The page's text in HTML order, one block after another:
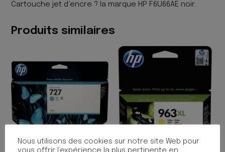
Cartouche jet d’encre ? la marque HP F6U66AE noir.
Produits similaires
Nous utilisons des cookies sur notre site Web pour
vous offrir l’expérience la plus pertinente en